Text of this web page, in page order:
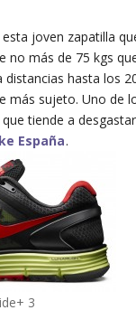
joven zapatilla
más de 75 kgs
hasta los
más sujeto. Uno de
tiende a
España.
3